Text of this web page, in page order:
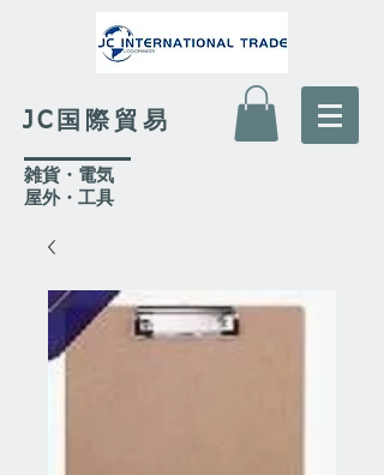
JC国際貿易
​雑貨・電気
​屋外・工具